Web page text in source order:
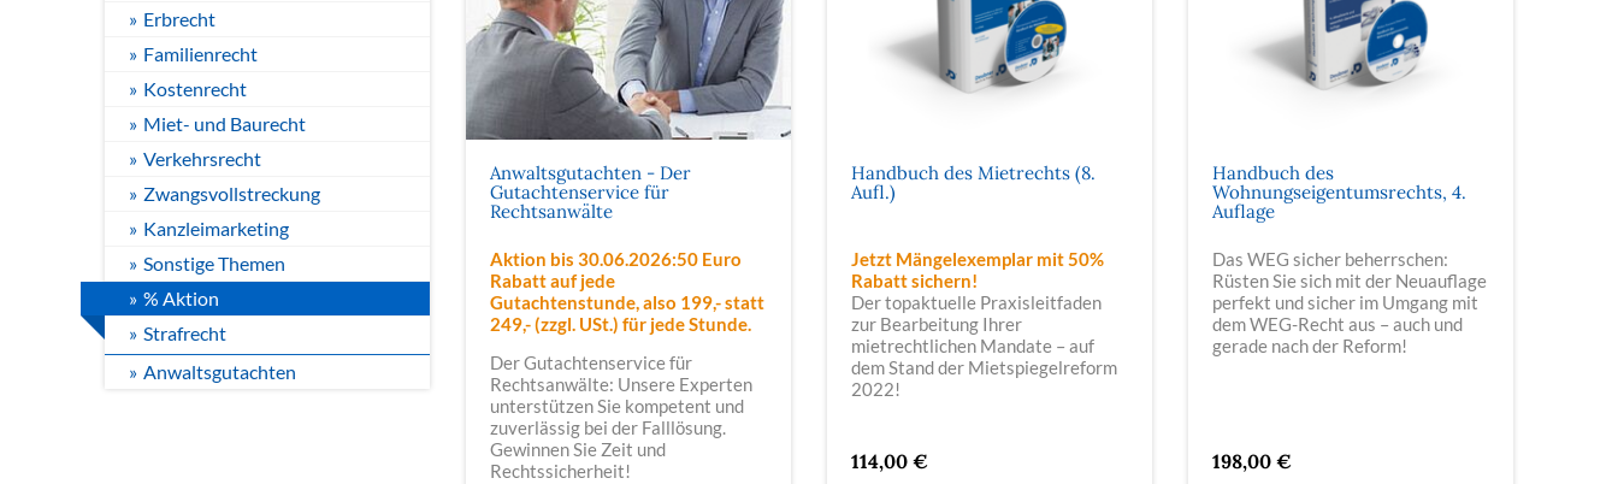
Erbrecht
Familienrecht
Kostenrecht
Miet- und Baurecht
Verkehrsrecht
Zwangsvollstreckung
Kanzleimarketing
Sonstige Themen
% Aktion
Strafrecht
Anwaltsgutachten
Anwaltsgutachten - Der
Gutachtenservice für
Rechtsanwälte
Aktion bis 30.06.2026:50 Euro
Rabatt auf jede
Gutachtenstunde, also 199,- statt
249,- (zzgl. USt.) für jede Stunde.
Der Gutachtenservice für
Rechtsanwälte: Unsere Experten
unterstützen Sie kompetent und
zuverlässig bei der Falllösung.
Gewinnen Sie Zeit und
Rechtssicherheit!
Handbuch des Mietrechts (8.
Aufl.)
Jetzt Mängelexemplar mit 50%
Rabatt sichern!
Der topaktuelle Praxisleitfaden
zur Bearbeitung Ihrer
mietrechtlichen Mandate – auf
dem Stand der Mietspiegelreform
2022!
114,00 €
Handbuch des
Wohnungseigentumsrechts, 4.
Auflage
Das WEG sicher beherrschen:
Rüsten Sie sich mit der Neuauflage
perfekt und sicher im Umgang mit
dem WEG-Recht aus – auch und
gerade nach der Reform!
198,00 €